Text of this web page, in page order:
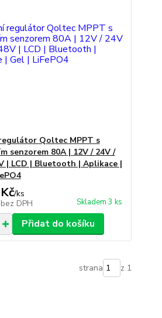
Qoltec MPPT s
senzorem 80A | 12V / 24V /
| LCD | Bluetooth | Aplikace |
/ks
bez DPH Skladem 3 ks
Přidat do košíku
strana z 1